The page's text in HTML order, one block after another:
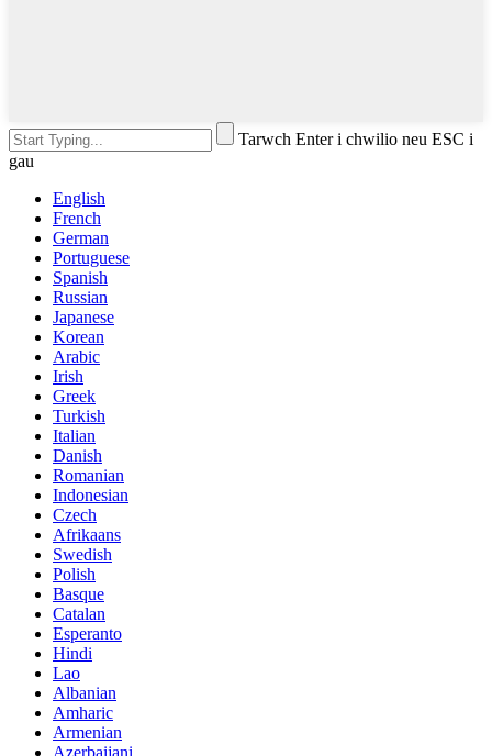
Tarwch Enter i chwilio neu ESC i
gau
English
French
German
Portuguese
Spanish
Russian
Japanese
Korean
Arabic
Irish
Greek
Turkish
Italian
Danish
Romanian
Indonesian
Czech
Afrikaans
Swedish
Polish
Basque
Catalan
Esperanto
Hindi
Lao
Albanian
Amharic
Armenian